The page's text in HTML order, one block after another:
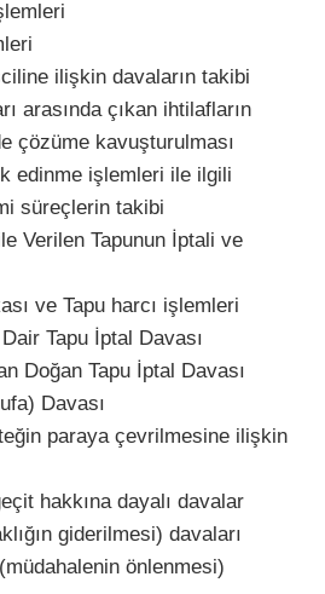
ilişkin davaların takibi
arasında çıkan ihtilafların
çözüme kavuşturulması
edinme işlemleri ile ilgili
süreçlerin takibi
Verilen Tapunun İptali ve
ve Tapu harcı işlemleri
Tapu İptal Davası
Doğan Tapu İptal Davası
Davası
paraya çevrilmesine ilişkin
hakkına dayalı davalar
giderilmesi) davaları
önlenmesi)